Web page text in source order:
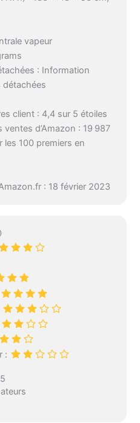
vapeur
: Information
détachées
client : 4,4 sur 5 étoiles
d’Amazon : 19 987
les 100 premiers en
: 18 février 2023
: